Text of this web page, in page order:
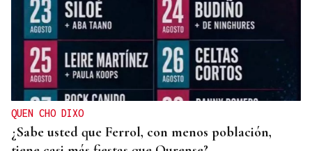
QUEN CHO DIXO
¿Sabe usted que Ferrol, con menos población,